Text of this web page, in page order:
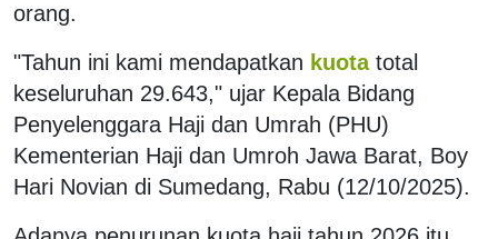
orang.
"Tahun ini kami mendapatkan kuota total
keseluruhan 29.643," ujar Kepala Bidang
Penyelenggara Haji dan Umrah (PHU)
Kementerian Haji dan Umroh Jawa Barat, Boy
Hari Novian di Sumedang, Rabu (12/10/2025).